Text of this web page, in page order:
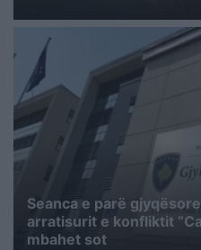
Seanca e parë
arratisurit e konfliktit
mbahet sot